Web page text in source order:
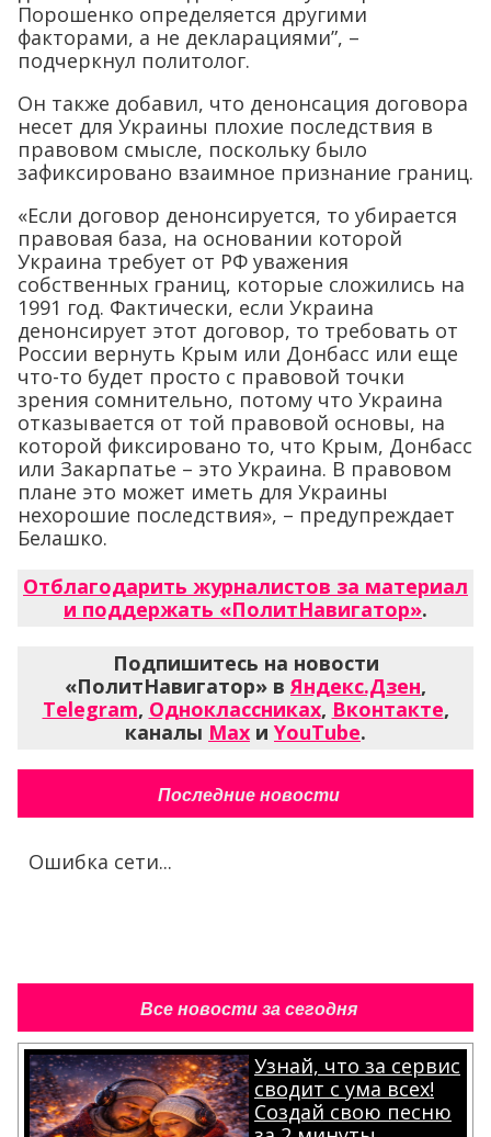
Порошенко определяется другими
факторами, а не декларациями”, –
подчеркнул политолог.
Он также добавил, что денонсация договора
несет для Украины плохие последствия в
правовом смысле, поскольку было
зафиксировано взаимное признание границ.
«Если договор денонсируется, то убирается
правовая база, на основании которой
Украина требует от РФ уважения
собственных границ, которые сложились на
1991 год. Фактически, если Украина
денонсирует этот договор, то требовать от
России вернуть Крым или Донбасс или еще
что-то будет просто с правовой точки
зрения сомнительно, потому что Украина
отказывается от той правовой основы, на
которой фиксировано то, что Крым, Донбасс
или Закарпатье – это Украина. В правовом
плане это может иметь для Украины
нехорошие последствия», – предупреждает
Белашко.
Отблагодарить журналистов за материал
и поддержать «ПолитНавигатор».
Подпишитесь на новости
«ПолитНавигатор» вЯндекс.Дзен,
Telegram, Одноклассниках, Вконтакте,
каналы Max и YouTube.
Последние новости
Ошибка сети...
Все новости за сегодня
Узнай, что за сервис
сводит с ума всех!
Создай свою песню